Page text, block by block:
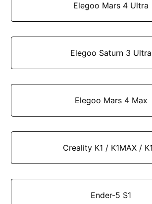
Elegoo Mars 4 Ultra
Elegoo Saturn 3 Ultra
Elegoo Mars 4 Max
Creality K1 / K1MAX /
Ender-5 S1